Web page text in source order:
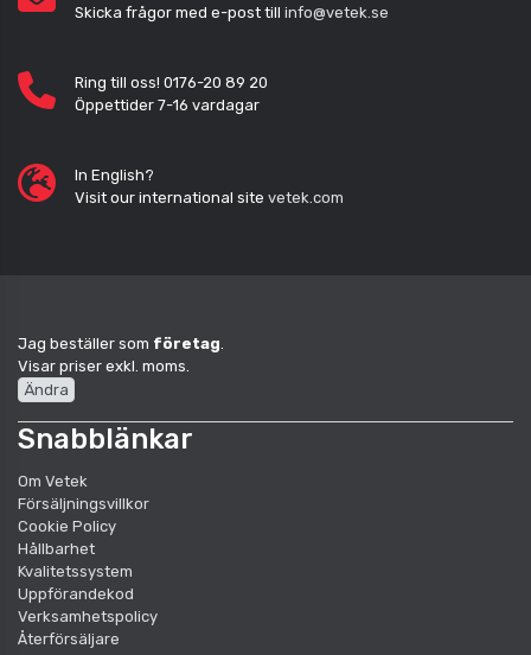
Skicka frågor med e-post till info@vetek.se
Ring till oss! 0176-20 89 20
Öppettider 7-16 vardagar
In English?
Visit our international site vetek.com
Jag beställer som företag
Visar priser exkl. moms.
Ändra
Snabblänkar
Om Vetek
Försäljningsvillkor
Cookie Policy
Hållbarhet
Kvalitetssystem
Uppförandekod
Verksamhetspolicy
Återförsäljare